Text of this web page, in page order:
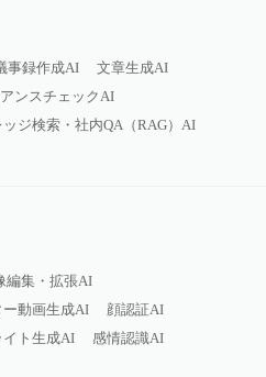
事録作成AI
文章生成AI
ンスチェックAI
ッジ検索・社内QA（RAG）AI
編集・拡張AI
ー動画生成AI
顔認証AI
ト生成AI
感情認識AI